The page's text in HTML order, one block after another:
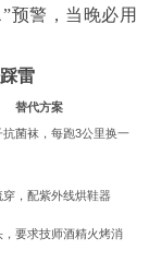
预警，当晚必用
雷
替代方案
抗菌袜，每跑3公里换一
穿，配紫外线烘鞋器
，要求技师酒精火烤消